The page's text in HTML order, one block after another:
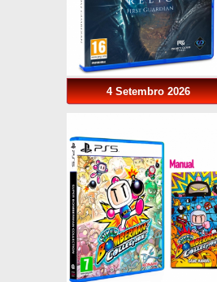
4 Setembro 2026